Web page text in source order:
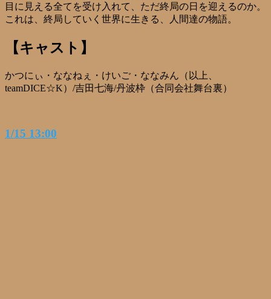
目に見える全てを受け入れて、ただ終局の日を迎えるのか。
これは、終局していく世界に生きる、人間達の物語。
【キャスト】
かつにぃ・ななねぇ・けいご・ななみん（以上、
teamDICE☆K）/吉田七海/丹波枠（合同会社舞台裏）
1/15 13:00